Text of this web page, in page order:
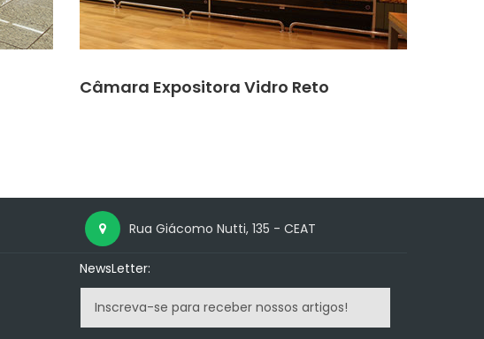
Câmara Expositora Vidro Reto
Rua Giácomo Nutti, 135 - CEAT
NewsLetter: